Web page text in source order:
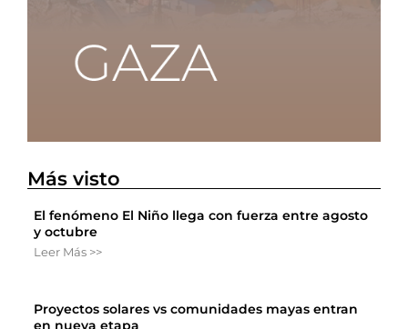
Más visto
El fenómeno El Niño llega con fuerza entre agosto
y octubre
Leer Más >>
Proyectos solares vs comunidades mayas entran
en nueva etapa